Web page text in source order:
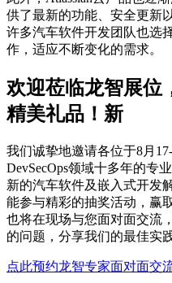
供了最新的功能、安全更新
许多汽车软件开发团队也选
作，适应不断变化的需求。
欢迎莅临龙智展位
精美礼品！新
我们诚挚地邀请各位于8月
DevSecOps领域十多年的专
新的汽车软件及嵌入式开发
能参与精彩的抽奖活动，赢
也将在现场与您面对面交流
的问题，分享我们的最佳实
点此预约龙智专家面对面交